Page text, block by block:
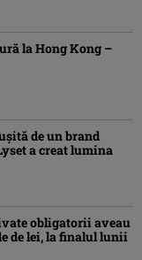
la Hong Kong –
de un brand
a creat lumina
obligatorii aveau
de lei, la finalul lunii